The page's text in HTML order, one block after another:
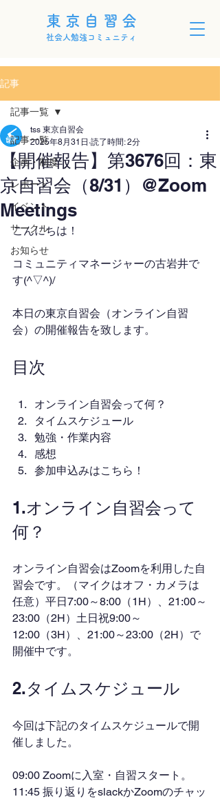
東京自習会
社会人勉強コミュニティ
記事
記事一覧
企画・制度
レポート
イベント
サークル
お知らせ
記事一覧
【開催報告】第3676回：東
京自習会（8/31）@Zoom
Meetings
tss 東京自習会
2025年8月31日 読了時間: 2分
こんにちは！
コミュニティマネージャーの古岩井で
す(^▽^)/
本日の東京自習会（オンライン自習
会）の開催報告を致します。
目次
オンライン自習会って何？
タイムスケジュール
勉強・作業内容
感想
参加申込みはこちら！
1.オンライン自習会って
何？
オンライン自習会はZoomを利用した自
習会です。（マイクはオフ・カメラは
任意）平日7:00～8:00（1H）、21:00～
23:00（2H）土日祝9:00～
12:00（3H）、21:00～23:00（2H）で
開催中です。
2.タイムスケジュール
今回は下記のタイムスケジュールで開
催しました。
09:00 Zoomに入室・自習スタート。
11:45 振り返りをslackかZoomのチャッ